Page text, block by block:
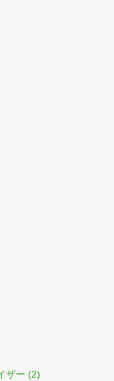
ザー (2)